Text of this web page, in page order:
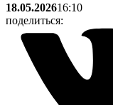
18.05.202616:10
поделиться: